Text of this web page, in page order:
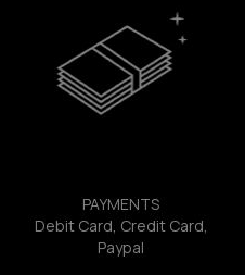
PAYMENTS
Debit Card, Credit Card,
Paypal